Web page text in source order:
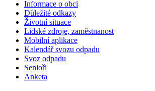
Informace o obci
Důležité odkazy
Životní situace
Lidské zdroje, zaměstnanost
Mobilní aplikace
Kalendář svozu odpadu
Svoz odpadu
Senioři
Anketa